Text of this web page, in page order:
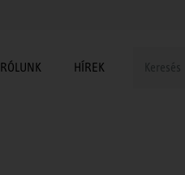
RÓLUNK HÍREK